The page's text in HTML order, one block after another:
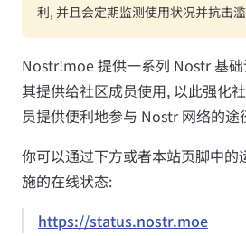
利, 并且会定期监测使用状况并抗击
Nostr!moe 提供一系列 Nostr 基
其提供给社区成员使用, 以此强化
员提供便利地参与 Nostr 网络的途
你可以通过下方或者本站页脚中的
施的在线状态:
https://status.nostr.moe